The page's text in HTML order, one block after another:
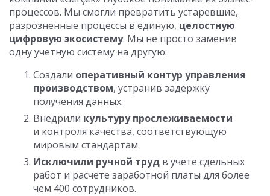
процессов. Мы смогли превратить устаревшие,
разрозненные процессы в единую, целостную
цифровую экосистему. Мы не просто заменив
одну учетную систему на другую:
Создали оперативный контур управления
производством, устранив задержку
получения данных.
Внедрили культуру прослеживаемости
и контроля качества, соответствующую
мировым стандартам.
Исключили ручной труд в учете сдельных
работ и расчете заработной платы для более
чем 400 сотрудников.